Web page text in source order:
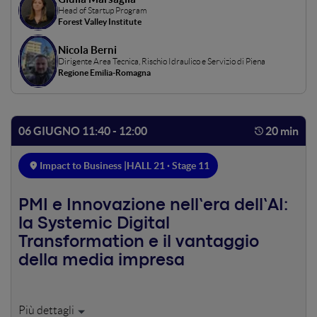
climatico.Head of Startup Program
Forest Valley Institute
Nicola Berni
Dirigente Area Tecnica, Rischio Idraulico e Servizio di Piena
Regione Emilia-Romagna
06 GIUGNO 11:40 - 12:00 20 min
Impact to Business | HALL 21 · Stage 11
PMI e Innovazione nell’era dell’AI:
la Systemic Digital
Transformation e il vantaggio
della media impresa
Innovare non è un’opzione, ma soprattutto non è cosa